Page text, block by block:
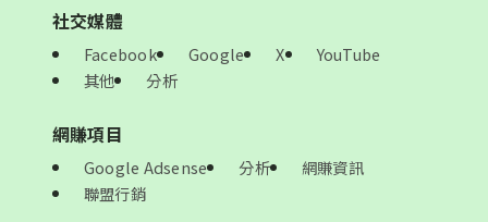
社交媒體
Facebook Google X
YouTube
其他
分析
網賺項目
Google Adsense 分析
網賺資訊
聯盟行銷